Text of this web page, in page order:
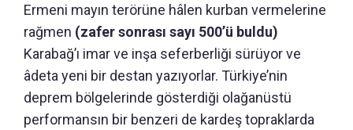
Ermeni mayın terörüne hâlen kurban vermelerine
rağmen (zafer sonrası sayı 500’ü buldu)
Karabağ’ı imar ve inşa seferberliği sürüyor ve
âdeta yeni bir destan yazıyorlar. Türkiye’nin
deprem bölgelerinde gösterdiği olağanüstü
performansın bir benzeri de kardeş topraklarda